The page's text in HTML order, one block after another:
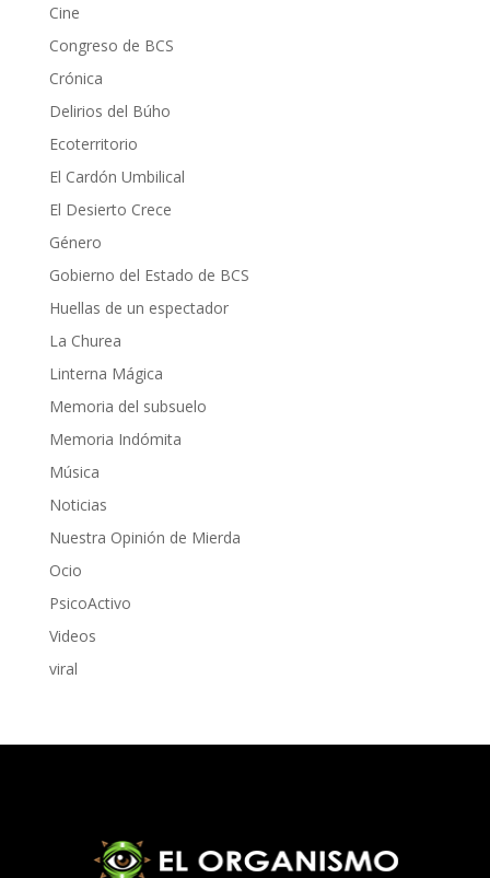
Cine
Congreso de BCS
Crónica
Delirios del Búho
Ecoterritorio
El Cardón Umbilical
El Desierto Crece
Género
Gobierno del Estado de BCS
Huellas de un espectador
La Churea
Linterna Mágica
Memoria del subsuelo
Memoria Indómita
Música
Noticias
Nuestra Opinión de Mierda
Ocio
PsicoActivo
Videos
viral